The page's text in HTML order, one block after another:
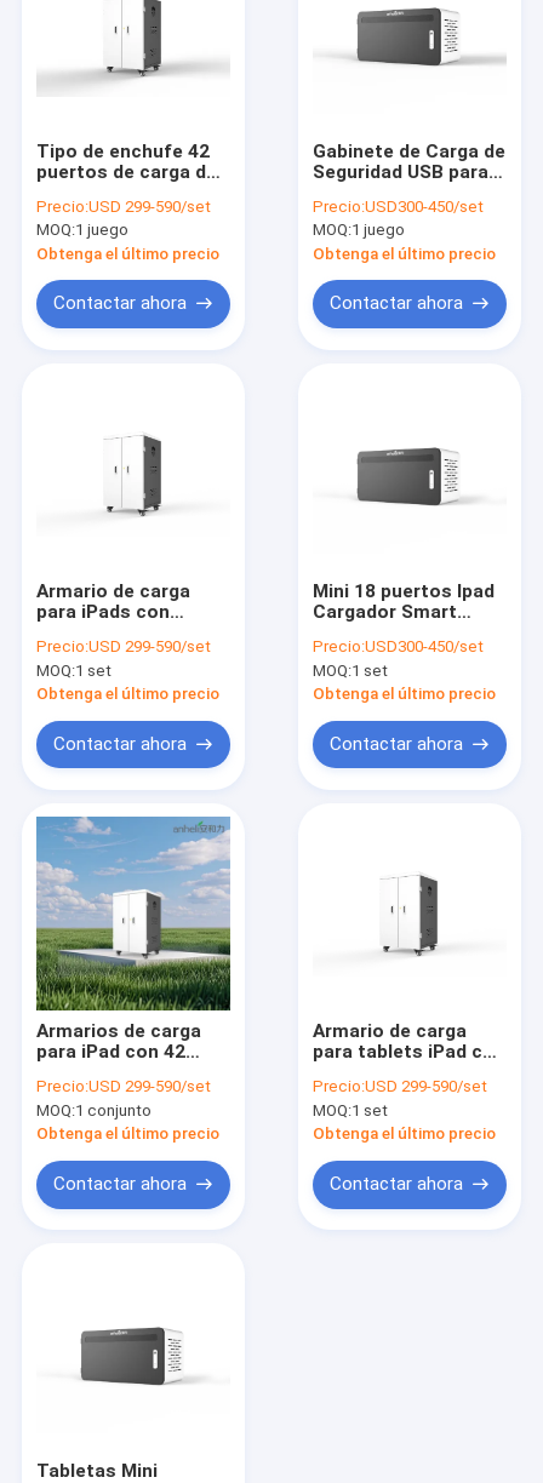
Productos
VR Show
Sobre nosotros
Visita a la fábrica
Contacto
noticias
Gabinete de carga de la tableta
Gabinete de carga del ordenador portátil
Tipo de enchufe 42
puertos de carga del
de carga directa de
energía CA
Precio:USD 299-590/set
MOQ:1 juego
Obtenga el último precio
Contactar ahora
Gabinete de Carga de
Seguridad USB para
Mini
Precio:USD300-450/set
MOQ:1 juego
Obtenga el último precio
Contactar ahora
Armario de carga
para iPads con
de alimentación CA,
para tabletas
móviles
Precio:USD 299-590/set
MOQ:1 set
Obtenga el último precio
Contactar ahora
Mini 18 puertos Ipad
Cargador Smart
Precio:USD300-450/set
MOQ:1 set
Obtenga el último precio
Contactar ahora
Armarios de carga
para iPad con 42
de alimentación de
CA, de fábrica china
Precio:USD 299-590/set
MOQ:1 conjunto
Obtenga el último precio
Contactar ahora
Armario de carga
para tablets iPad con
alimentación de CA
Precio:USD 299-590/set
MOQ:1 set
Obtenga el último precio
Contactar ahora
Tabletas Mini